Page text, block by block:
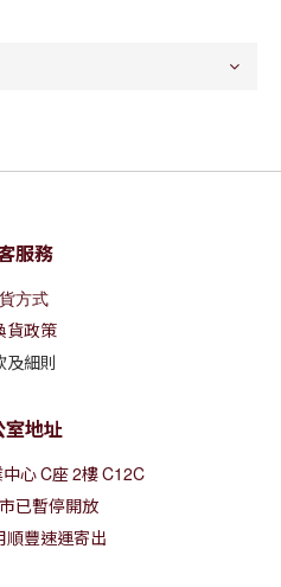
服務
方式
貨政策
及細則
室地址
心C座2樓C12C
已暫停開放
順豐速運寄出